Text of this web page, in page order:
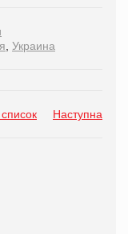
Украина
Наступна